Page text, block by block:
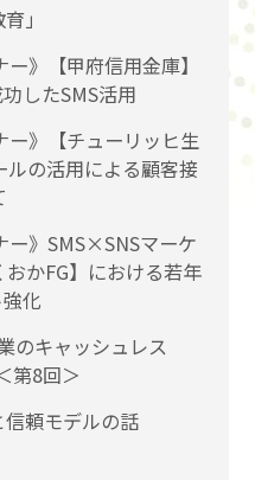
」
》【甲府信用金庫】
したSMS活用
ー》【チューリッヒ生
の活用による顧客接
ー》SMS×SNSマーケ
かFG】における若年
化
のキャッシュレス
第8回＞
頼モデルの話